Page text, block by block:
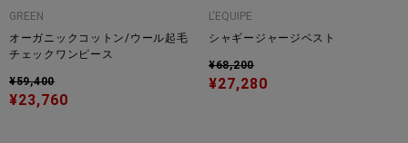
GREEN
オーガニックコットン/ウール起毛
チェックワンピース
¥59,400
¥23,760
L'EQUIPE
シャギージャージベスト
¥68,200
¥27,280